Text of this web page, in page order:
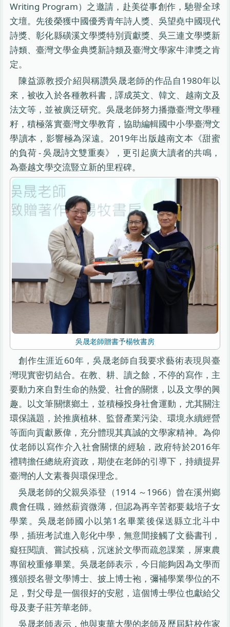
Writing Program）之邀請，赴美從事創作，馳譽全球
文壇。先後榮獲中國優秀青年詩人獎、吳望堯中國現代
詩獎、彰化縣磺溪文學獎特別貢獻獎、吳三連文學獎新
詩類、臺灣文學金典獎新詩類及臺灣文學家牛津獎之肯
定。
陳益源教授介紹與稱讚吳晟老師的作品自1980年以
來，被收入於各種教科書，譯成英文、韓文、越南文及
法文等，並被廣泛研究。吳晟老師努力播撒臺灣文學種
籽，積極落實臺灣文學教育，協助編輯國中小學臺灣文
學讀本，影響極為深遠。2019年出版越南文本《甜蜜
的負荷 - 吳晟詩文雙重奏》，更引起廣大讀者的共鳴，
為臺越文學交流豎立新的里程碑。
吳晟老師贈書予楊牧書房
創作生涯近60年，吳晟老師自我要求藝術表現與臺
灣現實密切結合。在教、耕、讀之餘，不停的寫作，主
要動力來自對生命的熱愛、社會的關懷，以及文學的興
趣。以文筆關懷鄉土，並積極投身社會運動，尤其關注
環保議題，於推廣植林、監督產業污染、環境永續經營
等面向貢獻厥偉，充分體現其真誠的文學家精神。為仰
仗老師以寫作介入社會關懷的經驗，政府特於2016年
禮聘擔任總統府資政，期使在老師的引導下，持續提昇
臺灣的人文素養與環保理念。
吳晟老師的父親吳添登（1914 ～1966）曾在溪州鄉
農會任職，雖然薪資微薄，但認為再辛苦都要栽培子女
學業。吳晟老師國小以第1名畢業後保送縣立北斗中
學，插班考試進入彰化中學，無意間接觸了文藝書刊，
癡狂閱讀、嘗試投稿，沉迷於文學而疏忽課業，屏東農
專留校重修畢業。吳晟老師表示，今日能夠因為文學而
獲頒授名譽文學博士、披上博士袍，彌補學業學位的不
足，對父母是一個很好的安慰，這個博士學位也獻給父
母及妻子莊芳華老師。
吳晟老師表示，他與東華大學的老師及歷屆駐校作家